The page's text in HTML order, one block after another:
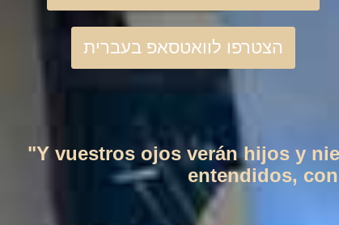
הצטרפו לוואטסאפ בעברית
"Y vuestros ojos verán hijos y
entendidos,